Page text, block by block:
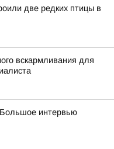
две редких птицы в
вскармливания для
интервью